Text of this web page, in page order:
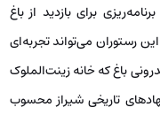
برای بازدید از باغ
رستوران می‌تواند تجربه‌ای
باغ که خانه زینت‌الملوک
تاریخی شیراز محسوب